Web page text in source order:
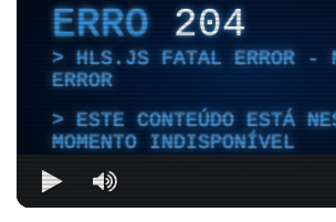
ERRO204
HLS.JS FATAL ERROR -
ERROR
ESTE CONTEÚDO ESTÁ
MOMENTO INDISPONÍVEL